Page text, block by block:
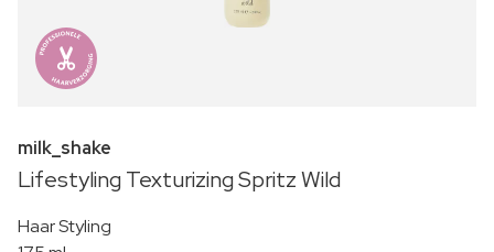
milk_shake
Lifestyling Texturizing Spritz Wild
Haar Styling